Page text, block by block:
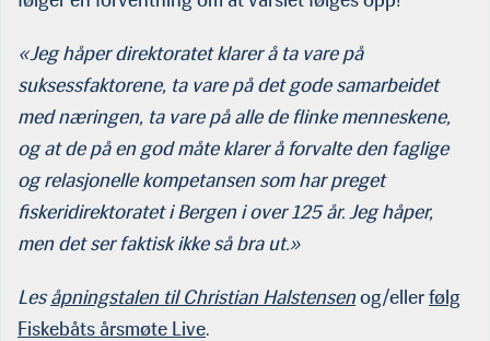
«Jeg håper direktoratet klarer å ta vare på
suksessfaktorene, ta vare på det gode samarbeidet
med næringen, ta vare på alle de flinke menneskene,
og at de på en god måte klarer å forvalte den faglige
og relasjonelle kompetansen som har preget
fiskeridirektoratet i Bergen i over 125 år. Jeg håper,
men det ser faktisk ikke så bra ut.»
Lesåpningstalen til Christian Halstensenog/ellerfølg
Fiskebåts årsmøte Live.